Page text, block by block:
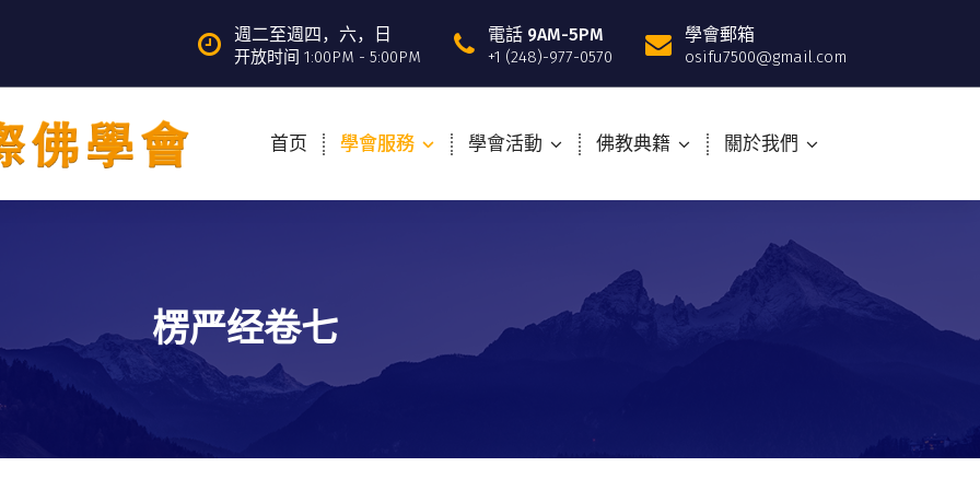
週二至週四，六，日
开放时间 1:00PM - 5:00PM
電話 9AM-5PM
+1 (248)-977-0570
學會郵箱
osifu7500@gmail.com
首页 學會服務 學會活動 佛教典籍 關於我們
楞严经卷七